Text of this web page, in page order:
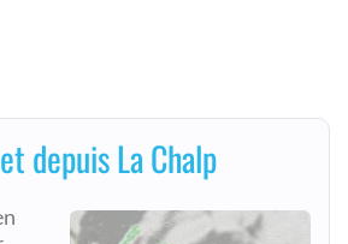
depuis La Chalp